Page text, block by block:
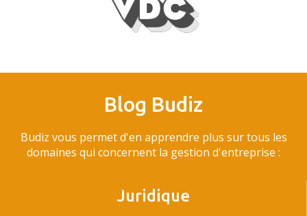
Blog Budiz
Budiz vous permet d'en apprendre plus sur tous les
domaines qui concernent la gestion d'entreprise :
Juridique